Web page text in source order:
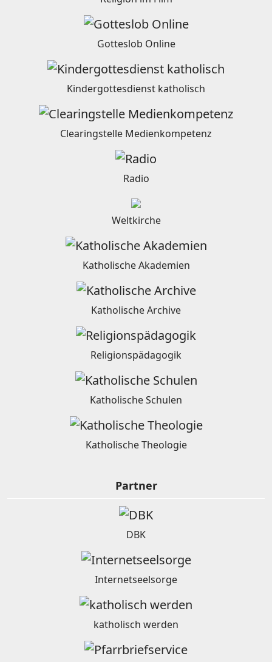
Gotteslob Online
Kindergottesdienst katholisch
Clearingstelle Medienkompetenz
Radio
Weltkirche
Katholische Akademien
Katholische Archive
Religionspädagogik
Katholische Schulen
Katholische Theologie
Partner
DBK
Internetseelsorge
katholisch werden